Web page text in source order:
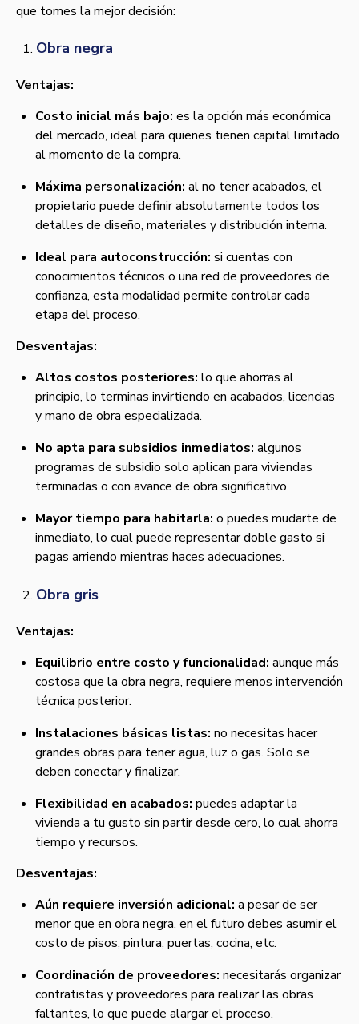
que tomes la mejor decisión:
Obra negra
Ventajas:
Costo inicial más bajo: es la opción más económica
del mercado, ideal para quienes tienen capital limitado
al momento de la compra.
Máxima personalización: al no tener acabados, el
propietario puede definir absolutamente todos los
detalles de diseño, materiales y distribución interna.
Ideal para autoconstrucción: si cuentas con
conocimientos técnicos o una red de proveedores de
confianza, esta modalidad permite controlar cada
etapa del proceso.
Desventajas:
Altos costos posteriores: lo que ahorras al
principio, lo terminas invirtiendo en acabados, licencias
y mano de obra especializada.
No apta para subsidios inmediatos: algunos
programas de subsidio solo aplican para viviendas
terminadas o con avance de obra significativo.
Mayor tiempo para habitarla: o puedes mudarte de
inmediato, lo cual puede representar doble gasto si
pagas arriendo mientras haces adecuaciones.
Obra gris
Ventajas:
Equilibrio entre costo y funcionalidad: aunque más
costosa que la obra negra, requiere menos intervención
técnica posterior.
Instalaciones básicas listas: no necesitas hacer
grandes obras para tener agua, luz o gas. Solo se
deben conectar y finalizar.
Flexibilidad en acabados: puedes adaptar la
vivienda a tu gusto sin partir desde cero, lo cual ahorra
tiempo y recursos.
Desventajas:
Aún requiere inversión adicional: a pesar de ser
menor que en obra negra, en el futuro debes asumir el
costo de pisos, pintura, puertas, cocina, etc.
Coordinación de proveedores: necesitarás organizar
contratistas y proveedores para realizar las obras
faltantes, lo que puede alargar el proceso.